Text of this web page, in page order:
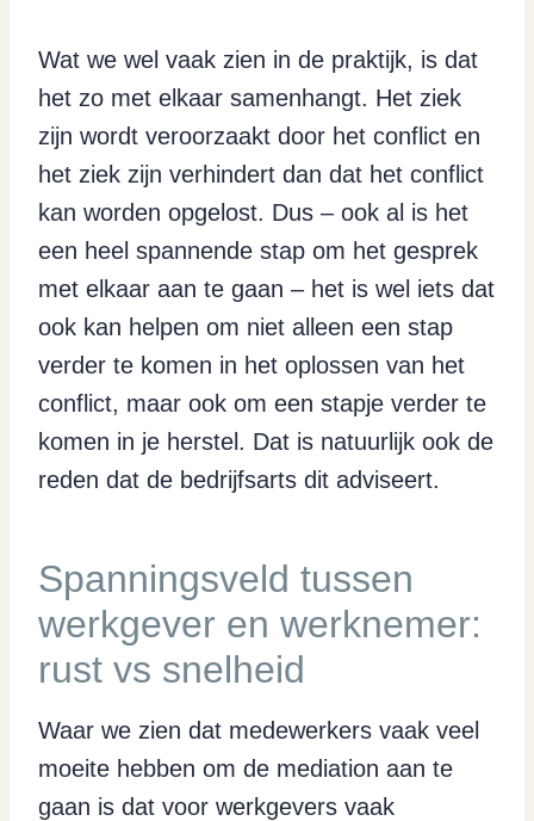
Wat we wel vaak zien in de praktijk, is dat
het zo met elkaar samenhangt. Het ziek
zijn wordt veroorzaakt door het conflict en
het ziek zijn verhindert dan dat het conflict
kan worden opgelost. Dus – ook al is het
een heel spannende stap om het gesprek
met elkaar aan te gaan – het is wel iets dat
ook kan helpen om niet alleen een stap
verder te komen in het oplossen van het
conflict, maar ook om een stapje verder te
komen in je herstel. Dat is natuurlijk ook de
reden dat de bedrijfsarts dit adviseert.
Spanningsveld tussen
werkgever en werknemer:
rust vs snelheid
Waar we zien dat medewerkers vaak veel
moeite hebben om de mediation aan te
gaan is dat voor werkgevers vaak